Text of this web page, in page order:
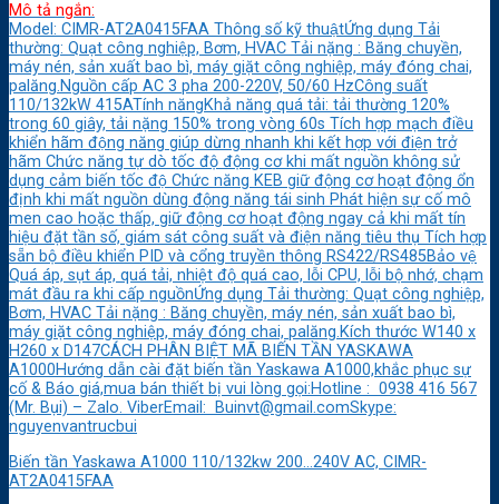
Mô tả ngắn:
Model: CIMR-AT2A0415FAA Thông số kỹ thuậtỨng dụng Tải
thường: Quạt công nghiệp, Bơm, HVAC Tải nặng : Băng chuyền,
máy nén, sản xuất bao bì, máy giặt công nghiệp, máy đóng chai,
palăng.Nguồn cấp AC 3 pha 200-220V, 50/60 HzCông suất
110/132kW 415ATính năngKhả năng quá tải: tải thường 120%
trong 60 giây, tải nặng 150% trong vòng 60s Tích hợp mạch điều
khiển hãm động năng giúp dừng nhanh khi kết hợp với điện trở
hãm Chức năng tự dò tốc độ động cơ khi mất nguồn không sử
dụng cảm biến tốc độ Chức năng KEB giữ động cơ hoạt động ổn
định khi mất nguồn dùng động năng tái sinh Phát hiện sự cố mô
men cao hoặc thấp, giữ động cơ hoạt động ngay cả khi mất tín
hiệu đặt tần số, giám sát công suất và điện năng tiêu thụ Tích hợp
sẵn bộ điều khiển PID và cổng truyền thông RS422/RS485Bảo vệ
Quá áp, sụt áp, quá tải, nhiệt độ quá cao, lỗi CPU, lỗi bộ nhớ, chạm
mát đầu ra khi cấp nguồnỨng dụng Tải thường: Quạt công nghiệp,
Bơm, HVAC Tải nặng : Băng chuyền, máy nén, sản xuất bao bì,
máy giặt công nghiệp, máy đóng chai, palăng.Kích thước W140 x
H260 x D147CÁCH PHÂN BIỆT MÃ BIẾN TẦN YASKAWA
A1000Hướng dẫn cài đặt biến tần Yaskawa A1000,khắc phục sự
cố & Báo giá,mua bán thiết bị vui lòng gọi:Hotline : 0938 416 567
(Mr. Bụi) – Zalo. ViberEmail: Buinvt@gmail.comSkype:
nguyenvantrucbui
Biến tần Yaskawa A1000 110/132kw 200…240V AC, CIMR-
AT2A0415FAA